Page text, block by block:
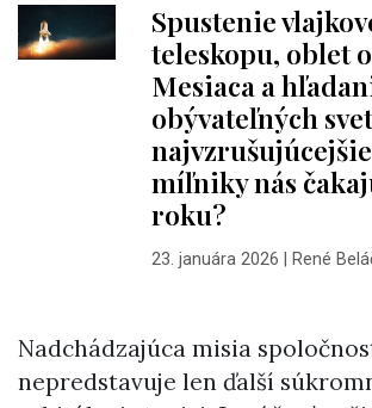
Spustenie
teleskopu, oblet
Mesiaca a
obývateľných
míľniky nás
roku?
23. januára 2026 René
Nadchádzajúca misia
nepredstavuje len ďalší